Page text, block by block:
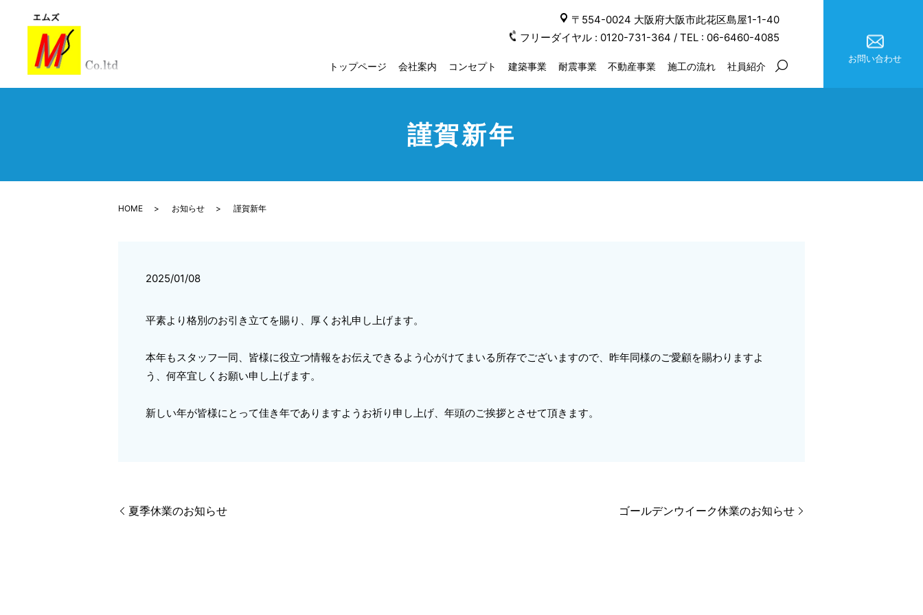
トップページ 会社案内 コンセプト 建築事業 耐震事業 不動産事業 施工の流れ 社員紹介
〒554-0024 大阪府大阪市此花区島屋1-1-40
フリーダイヤル : 0120-731-364 / TEL : 06-6460-4085
お問い合わせ
謹賀新年
HOME お知らせ 謹賀新年
2025/01/08
平素より格別のお引き立てを賜り、厚くお礼申し上げます。
本年もスタッフ一同、皆様に役立つ情報をお伝えできるよう心がけてまいる所存でございますので、昨年同様のご愛顧を賜わりますよ
う、何卒宜しくお願い申し上げます。
新しい年が皆様にとって佳き年でありますようお祈り申し上げ、年頭のご挨拶とさせて頂きます。
夏季休業のお知らせ ゴールデンウイーク休業のお知らせ